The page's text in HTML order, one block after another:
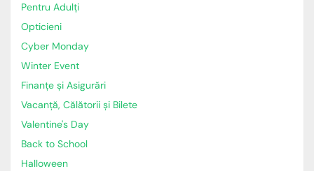
Pentru Adulți
Opticieni
Cyber Monday
Winter Event
Finanțe și Asigurări
Vacanță, Călătorii și Bilete
Valentine's Day
Back to School
Halloween